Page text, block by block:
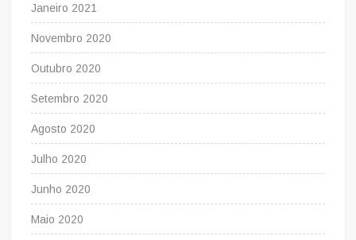
Janeiro 2021
Novembro 2020
Outubro 2020
Setembro 2020
Agosto 2020
Julho 2020
Junho 2020
Maio 2020